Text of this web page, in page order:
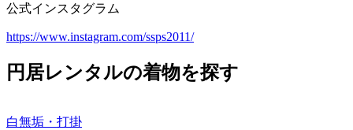
公式インスタグラム
https://www.instagram.com/ssps2011/
円居レンタルの着物を探す
白無垢・打掛